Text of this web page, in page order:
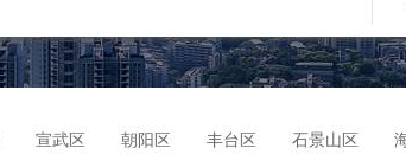
宣武区 朝阳区 丰台区 石景山区